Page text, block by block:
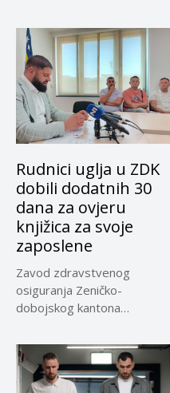
Rudnici uglja u ZDK
dobili dodatnih 30
dana za ovjeru
knjižica za svoje
zaposlene
Zavod zdravstvenog
osiguranja Zeničko-
dobojskog kantona
30 dana...